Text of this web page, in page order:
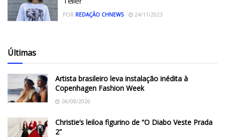
POR REDAÇÃO CHNEWS 24/11/2023
Últimas
Artista brasileiro leva instalação inédita à
Copenhagen Fashion Week
06/08/2026
Christie’s leiloa figurino de “O Diabo Veste Prada
2”